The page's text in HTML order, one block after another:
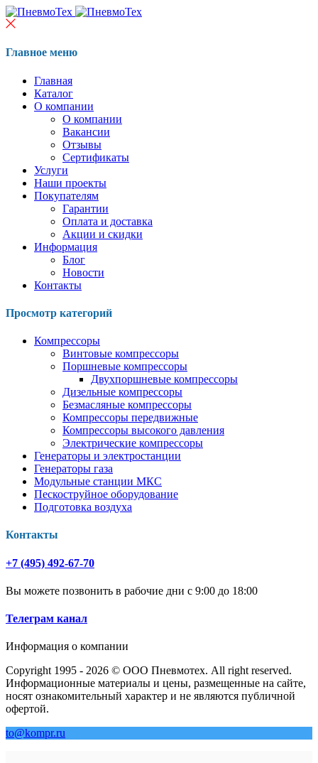
Главное меню
Главная
Каталог
О компании
О компании
Вакансии
Отзывы
Сертификаты
Услуги
Наши проекты
Покупателям
Гарантии
Оплата и доставка
Акции и скидки
Информация
Блог
Новости
Контакты
Просмотр категорий
Компрессоры
Винтовые компрессоры
Поршневые компрессоры
Двухпоршневые компрессоры
Дизельные компрессоры
Безмасляные компрессоры
Компрессоры передвижные
Компрессоры высокого давления
Электрические компрессоры
Генераторы и электростанции
Генераторы газа
Модульные станции МКС
Пескоструйное оборудование
Подготовка воздуха
Контакты
+7 (495) 492-67-70
Вы можете позвонить в рабочие дни с 9:00 до 18:00
Телеграм канал
Информация о компании
Copyright 1995 - 2026 © ООО Пневмотех. All right reserved.
Информационные материалы и цены, размещенные на сайте,
носят ознакомительный характер и не являются публичной
офертой.
to@kompr.ru